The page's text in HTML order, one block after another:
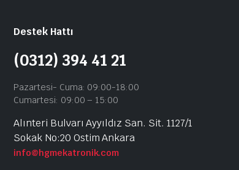
Destek Hattı
(0312) 394 41 21
Pazartesi- Cuma: 09:00-18:00
Cumartesi: 09:00 – 15:00
Alınteri Bulvarı Ayyıldız San. Sit. 1127/1
Sokak No:20 Ostim Ankara
info@hgmekatronik.com